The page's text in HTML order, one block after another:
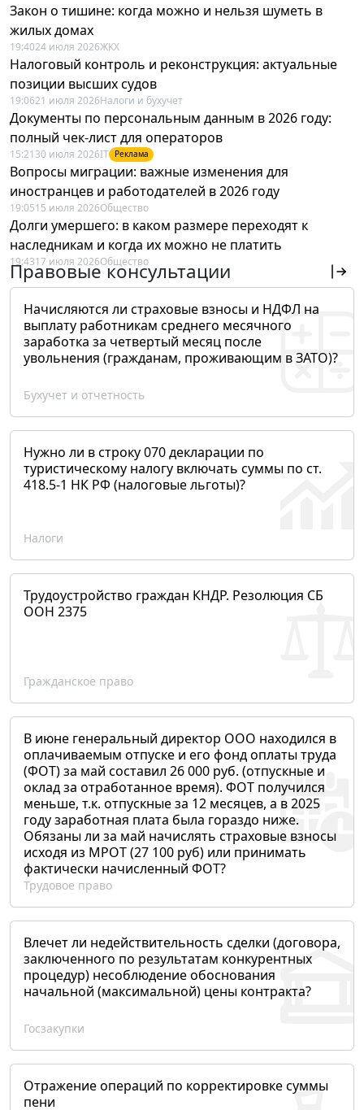
Закон о тишине: когда можно и нельзя шуметь в
жилых домах
19:4024 июля 2026ЖКХ
Налоговый контроль и реконструкция: актуальные
позиции высших судов
19:0621 июля 2026Налоги и бухучет
Документы по персональным данным в 2026 году:
полный чек-лист для операторов
15:21 30 июля 2026IT Реклама
Вопросы миграции: важные изменения для
иностранцев и работодателей в 2026 году
19:0515 июля 2026Общество
Долги умершего: в каком размере переходят к
наследникам и когда их можно не платить
19:4317 июля 2026Общество
Правовые консультации
Начисляются ли страховые взносы и НДФЛ на
выплату работникам среднего месячного
заработка за четвертый месяц после
увольнения (гражданам, проживающим в ЗАТО)?
Бухучет и отчетность
Нужно ли в строку 070 декларации по
туристическому налогу включать суммы по ст.
418.5-1 НК РФ (налоговые льготы)?
Налоги
Трудоустройство граждан КНДР. Резолюция СБ
ООН 2375
Гражданское право
В июне генеральный директор ООО находился в
оплачиваемым отпуске и его фонд оплаты труда
(ФОТ) за май составил 26 000 руб. (отпускные и
оклад за отработанное время). ФОТ получился
меньше, т.к. отпускные за 12 месяцев, а в 2025
году заработная плата была гораздо ниже.
Обязаны ли за май начислять страховые взносы
исходя из МРОТ (27 100 руб) или принимать
фактически начисленный ФОТ?
Трудовое право
Влечет ли недействительность сделки (договора,
заключенного по результатам конкурентных
процедур) несоблюдение обоснования
начальной (максимальной) цены контракта?
Госзакупки
Отражение операций по корректировке суммы
пени